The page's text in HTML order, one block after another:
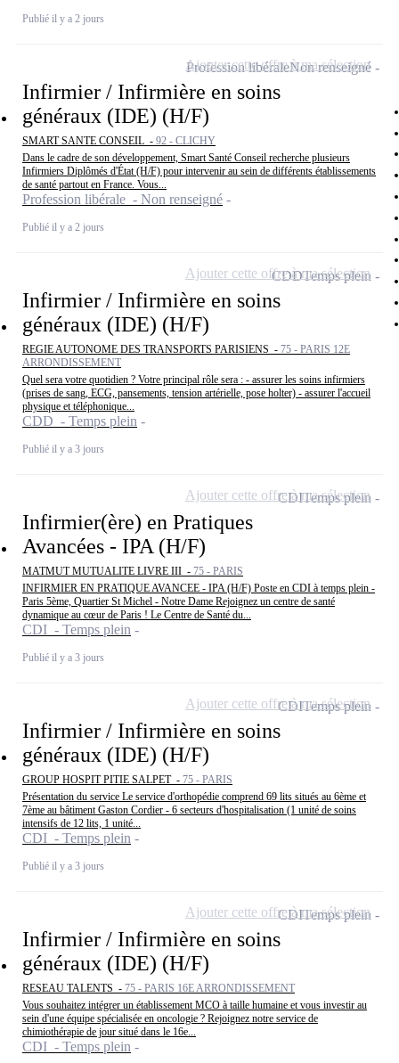
Publié il y a 2 jours
Infirmier / Infirmière en soins
généraux (IDE) (H/F)
SMART SANTE CONSEIL - 92 - CLICHY
Dans le cadre de son développement, Smart Santé Conseil recherche plusieurs
Infirmiers Diplômés d'État (H/F) pour intervenir au sein de différents établissements
de santé partout en France. Vous...
Profession libérale - Non renseigné
Publié il y a 2 jours
Profession libéraleNon renseigné
Ajouter cette offre à ma sélection
Infirmier / Infirmière en soins
généraux (IDE) (H/F)
REGIE AUTONOME DES TRANSPORTS PARISIENS - 75 - PARIS 12E
ARRONDISSEMENT
Quel sera votre quotidien ? Votre principal rôle sera : - assurer les soins infirmiers
(prises de sang, ECG, pansements, tension artérielle, pose holter) - assurer l'accueil
physique et téléphonique...
CDD - Temps plein
Publié il y a 3 jours
CDDTemps plein
Ajouter cette offre à ma sélection
Infirmier(ère) en Pratiques
Avancées - IPA (H/F)
MATMUT MUTUALITE LIVRE III - 75 - PARIS
INFIRMIER EN PRATIQUE AVANCEE - IPA (H/F) Poste en CDI à temps plein -
Paris 5ème, Quartier St Michel - Notre Dame Rejoignez un centre de santé
dynamique au cœur de Paris ! Le Centre de Santé du...
CDI - Temps plein
Publié il y a 3 jours
CDITemps plein
Ajouter cette offre à ma sélection
Infirmier / Infirmière en soins
généraux (IDE) (H/F)
GROUP HOSPIT PITIE SALPET - 75 - PARIS
Présentation du service Le service d'orthopédie comprend 69 lits situés au 6ème et
7ème au bâtiment Gaston Cordier - 6 secteurs d'hospitalisation (1 unité de soins
intensifs de 12 lits, 1 unité...
CDI - Temps plein
Publié il y a 3 jours
CDITemps plein
Ajouter cette offre à ma sélection
Infirmier / Infirmière en soins
généraux (IDE) (H/F)
RESEAU TALENTS - 75 - PARIS 16E ARRONDISSEMENT
Vous souhaitez intégrer un établissement MCO à taille humaine et vous investir au
sein d'une équipe spécialisée en oncologie ? Rejoignez notre service de
chimiothérapie de jour situé dans le 16e...
CDI - Temps plein
CDITemps plein
Ajouter cette offre à ma sélection